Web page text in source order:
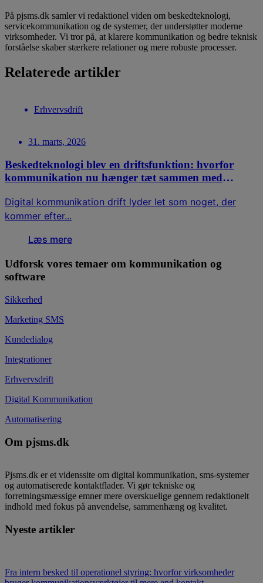
På pjsms.dk samler vi redaktionel viden om beskedteknologi,
servicekommunikation og de systemer, der understøtter moderne
virksomheder. Vi tror på, at klarere kommunikation og bedre teknisk
forståelse skaber stærkere relationer og mere robuste processer.
Relaterede artikler
Erhvervsdrift
31. marts, 2026
Beskedteknologi blev en driftsfunktion: hvorfor
kommunikation nu hænger tæt sammen med
Digital kommunikation drift lyder let som noget, der
kommer efter...
Læs mere
Udforsk vores temaer om kommunikation og
software
Sikkerhed
Marketing SMS
Kundedialog
Integrationer
Erhvervsdrift
Digital Kommunikation
Automatisering
Om pjsms.dk
Pjsms.dk er et videnssite om digital kommunikation, sms-systemer
og automatiserede kontaktflader. Vi gør tekniske og
forretningsmæssige emner mere overskuelige gennem redaktionelt
indhold med fokus på anvendelse, sammenhæng og kvalitet.
Nyeste artikler
Fra intern besked til operationel styring: hvorfor virksomheder